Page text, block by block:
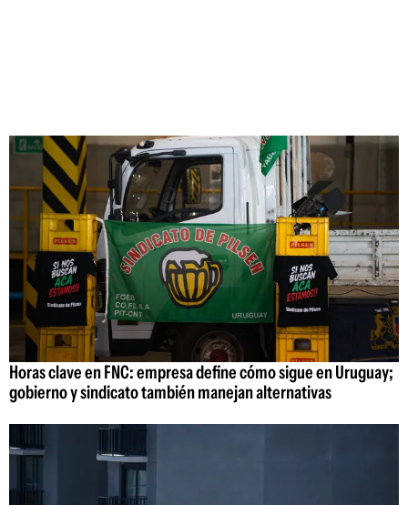
Horas clave en FNC: empresa define cómo sigue en Uruguay;
gobierno y sindicato también manejan alternativas